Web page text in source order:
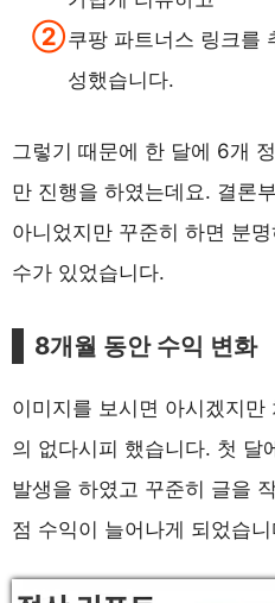
쿠팡 파트너스 링크를
성했습니다.
그렇기 때문에 한 달에 6개
만 진행을 하였는데요. 결론
아니었지만 꾸준히 하면 분
수가 있었습니다.
8개월 동안 수익 변화
이미지를 보시면 아시겠지
의 없다시피 했습니다. 첫 달
발생을 하였고 꾸준히 글을
점 수익이 늘어나게 되었습니